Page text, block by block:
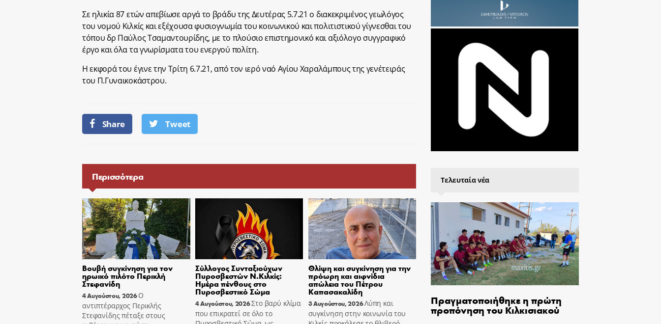
Σε ηλικία 87 ετών απεβίωσε αργά το βράδυ της Δευτέρας 5.7.21 ο διακεκριμένος γεωλόγος
του νομού Κιλκίς και εξέχουσα φυσιογνωμία του κοινωνικού και πολιτιστικού γίγνεσθαι του
τόπου δρ Παύλος Τσαμαντουρίδης, με το πλούσιο επιστημονικό και αξιόλογο συγγραφικό
έργο και όλα τα γνωρίσματα του ενεργού πολίτη.
Η εκφορά του έγινε την Τρίτη 6.7.21, από τον ιερό ναό Αγίου Χαραλάμπους της γενέτειράς
του Π.Γυναικοκάστρου.
Share Tweet
Περισσότερα
Βουβή συγκίνηση για τον
ηρωικό πιλότο Περικλή
Στεφανίδη
4 Αυγούστου, 2026Ο
αντιπτέραρχος Περικλής
Στεφανίδης πέταξε στους
Σύλλογος Συνταξιούχων
Πυροσβεστών Ν.Κιλκίς:
Ημέρα πένθους στο
Πυροσβεστικό Σώμα
4 Αυγούστου, 2026Στο βαρύ κλίμα
που επικρατεί σε όλο το
Θλίψη και συγκίνηση για την
πρόωρη και αιφνίδια
απώλεια του Πέτρου
Καπασακαλίδη
3 Αυγούστου, 2026Λύπη και
συγκίνηση στην κοινωνία του
Τελευταία νέα
Πραγματοποιήθηκε η πρώτη
προπόνηση του Κιλκισιακού